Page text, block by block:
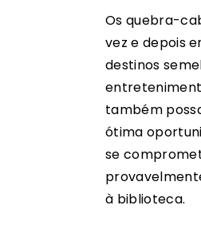
Os quebra-
vez e depois
destinos
também
ótima
se
à biblioteca.